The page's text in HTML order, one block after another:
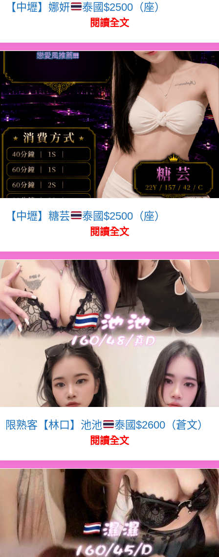
【中壢】娜妍 泰國$2500（座）
閱讀全文
【中壢】糖芸 泰國$2500（座）
閱讀全文
限熟客【林口】池池 泰國$2600（蒼文）
閱讀全文